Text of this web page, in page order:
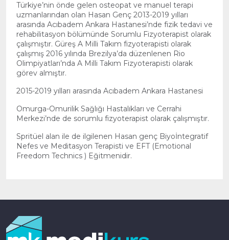
Türkiye’nin önde gelen osteopat ve manuel terapi
uzmanlarından olan Hasan Genç 2013-2019 yılları
arasında Acıbadem Ankara Hastanesi’nde fizik tedavi ve
rehabilitasyon bölümünde Sorumlu Fizyoterapist olarak
çalışmıştır. Güreş A Milli Takım fizyoterapisti olarak
çalışmış 2016 yılında Brezilya’da düzenlenen Rio
Olimpiyatları’nda A Milli Takım Fizyoterapisti olarak
görev almıştır.
2015-2019 yılları arasında Acıbadem Ankara Hastanesi
Omurga-Omurilik Sağlığı Hastalıkları ve Cerrahi
Merkezi’nde de sorumlu fizyoterapist olarak çalışmıştır.
Spritüel alan ile de ilgilenen Hasan genç Biyoİntegratif
Nefes ve Meditasyon Terapisti ve EFT (Emotional
Freedom Technics ) Eğitmenidir.